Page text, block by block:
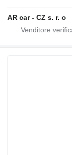
AR car - CZ s. r. o